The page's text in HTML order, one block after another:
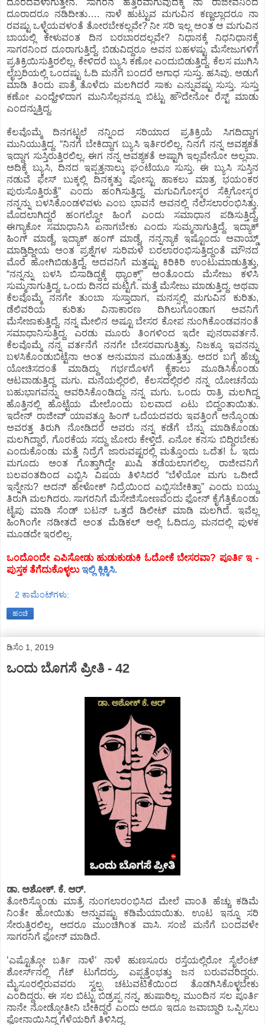
ದೂರಾದರೂ ನಡಿದೀತು…. ನಾಳೆ ಹುಟ್ಟುವ ಮಗುವಿನ ಕಣ್ಣಲ್ಲಾದರೂ ನಾ
ರವಷ್ಟು ಒಳ್ಳೆಯವಳಂತೆ ತೋರಬೇಕಲ್ಲವೇ? ನೀ ಸರಿ ಇಲ್ಲ ಅಂತ ಆ ಮಗುವಿನ
ಬಾಯಲ್ಲಿ ಕೇಳುವಂತ ದಿನ ಬರಬಾರದಲ್ಲವೇ? ನಿಧಾನಕ್ಕೆ ನಿಧನಿಧಾನಕ್ಕೆ
ಸಾಗರನಿಂದ ದೂರಾಗುತ್ತಿದ್ದೆ. ಬಿಡುವಿದ್ದರೂ ಅವನ ಬಹಳಷ್ಟು ಮೆಸೇಜುಗಳಿಗೆ
ಪ್ರತಿಕ್ರಿಯಿಸುತ್ತಿರಲಿಲ್ಲ. ಕೇಳಿದರೆ ಬ್ಯುಸಿ ಕಣೋ ಎಂದುಬಿಡುತ್ತಿದ್ದೆ. ಕೆಲಸ ಮುಗಿಸಿ
ಲೈಬ್ರರಿಯಲ್ಲಿ ಒಂದಷ್ಟು ಓದಿ ಮನೆಗೆ ಬಂದರೆ ಅಗಾಧ ಸುಸ್ತು. ಹಸಿವು. ಅಡುಗೆ
ಮಾಡಿ ತಿಂದು ಪಾತ್ರೆ ತೊಳೆದು ಮಲಗಿದರೆ ಸಾಕು ಎನ್ನುವಷ್ಟು ಸುಸ್ತು. ಸುಸ್ತು
ಕಣೋ ಎಂದ್ಹೇಳಿದಾಗ ಮುನಿಸೆಲ್ಲವನ್ನೂ ಬಿಟ್ಟು ಹೌದೇನೋ ರೆಸ್ಟ್‌ ಮಾಡು
ಎಂದನ್ನುತ್ತಿದ್ದ.
ಕೆಲವೊಮ್ಮೆ ದಿನಗಟ್ಟಲೆ ನನ್ನಿಂದ ಸರಿಯಾದ ಪ್ರತಿಕ್ರಿಯೆ ಸಿಗದಿದ್ದಾಗ
ಮುನಿಯುತ್ತಿದ್ದ. “ನಿನಗೆ ಬೇಕಿದ್ದಾಗ ಬ್ಯುಸಿ ಇರ್ತಿರಲಿಲ್ಲ. ನಿನಗೆ ನನ್ನ ಅವಶ್ಯಕತೆ
ಇದ್ದಾಗ ಸುಸ್ತಿರುತ್ತಿರಲಿಲ್ಲ. ಈಗ ನನ್ನ ಅವಶ್ಯಕತೆ ಅಷ್ಟಾಗಿ ಇಲ್ಲವೇನೋ ಅಲ್ಲವಾ.
ಅದಿಕ್ಕೆ ಬ್ಯುಸಿ, ದಿನದ ಇಪ್ಪತ್ತನಾಲ್ಕು ಘಂಟೆಯೂ ಸುಸ್ತು. ಈ ಬ್ಯುಸಿ ಸುಸ್ತಿನ
ನಡುವೆ ಫೇಸ್‌ ಬುಕ್ಕಲ್ಲಿ ದಿನಕ್ಕತ್ತು ಪೋಸ್ಟು ಹಾಕಲು ಮಾತ್ರ ಭಯಂಕರ
ಪುರುಸೊತ್ತಿರುತ್ತೆ” ಎಂದು ಹಂಗಿಸುತ್ತಿದ್ದ. ಮಗುವಿಗೋಸ್ಕರ ಸೆಕ್ಸಿಗೋಸ್ಕರ
ನನ್ನನ್ನು ಬಳಸಿಕೊಂಡಳಿವಳು ಎಂಬ ಭಾವನೆ ಅವನಲ್ಲಿ ನೆಲೆಸಲಾರಂಭಿಸಿತ್ತು.
ಮೊದಲಾಗಿದ್ದರೆ ಹಂಗಲ್ವೋ ಹಿಂಗೆ ಎಂದು ಸಮಾಧಾನ ಪಡಿಸುತ್ತಿದ್ದೆ,
ಈಗ್ಯಾಕೋ ಸಮಾಧಾನಿಸಿ ಏನಾಗಬೇಕು ಎಂದು ಸುಮ್ಮನಾಗುತ್ತಿದ್ದೆ. ಇದ್ಯಾಕ್‌
ಹಿಂಗ್‌ ಮಾಡ್ದೆ, ಇದ್ಯಾಕ್‌ ಹಂಗ್‌ ಮಾಡ್ದೆ, ನನ್ನನ್ಯಾಕೆ ಇಷ್ಟೊಂದು ಅವಾಯ್ಡ್‌
ಮಾಡ್ತಿದ್ದೀಯ ಅಂತ ಪ್ರಶ್ನೆಗಳ ಸುರಿಮಳೆ ಬರಲಾರಂಭಿಸುತ್ತಿದ್ದಂತೆ ಮೌನದ
ಮೊರೆ ಹೋಗಿಬಿಡುತ್ತಿದ್ದೆ. ಅದವನಿಗೆ ಮತ್ತಷ್ಟು ಕಿರಿಕಿರಿ ಉಂಟುಮಾಡುತ್ತಿತ್ತು,
“ನನ್ನನ್ನು ಬಳಸಿ ಬಿಸಾಡಿದ್ದಕ್ಕೆ ಥ್ಯಾಂಕ್ಸ್‌” ಅಂತೊಂದು ಮೆಸೇಜು ಕಳಿಸಿ
ಸುಮ್ಮನಾಗುತ್ತಿದ್ದ. ಒಂದು ದಿನದ ಮಟ್ಟಿಗೆ. ಮತ್ತೆ ಮೆಸೇಜು ಮಾಡುತ್ತಿದ್ದ. ಅಥವಾ
ಕೆಲವೊಮ್ಮೆ ನನಗೇ ತುಂಬಾ ಸುಸ್ತಾದಾಗ, ಮನಸ್ಸಲ್ಲಿ ಮಗುವಿನ ಕುರಿತು,
ಡೆಲಿವರಿಯ ಕುರಿತು ವಿನಾಕಾರಣ ದಿಗಿಲುಗೊಂಡಾಗ ಅವನಿಗೆ
ಮೆಸೇಜಾಕುತ್ತಿದ್ದೆ. ನನ್ನ ಮೇಲಿನ ಅಷ್ಟೂ ಬೇಸರ ಕೋಪ ನುಂಗಿಕೊಂಡವನಂತೆ
ಸಮಾಧಾನಿಸುತ್ತಿದ್ದ. ಎರಡು ಮೂರು ತಿಂಗಳಿಂದ ಇದೇ ಪುನರಾವರ್ತನೆ.
ಕೆಲವೊಮ್ಮೆ ನನ್ನ ವರ್ತನೆಗೆ ನನಗೇ ಬೇಸರವಾಗುತ್ತಿತ್ತು, ನಿಜಕ್ಕೂ ಇವನನ್ನು
ಬಳಸಿಕೊಂಡುಬಿಟ್ಟೆನಾ ಅಂತ ಅನುಮಾನ ಮೂಡುತ್ತಿತ್ತು. ಅದರ ಬಗ್ಗೆ ಹೆಚ್ಚು
ಯೋಚಿಸದಂತೆ ಮಾಡಿದ್ದು ಗರ್ಭದೊಳಗೆ ಕೈಕಾಲು ಮೂಡಿಸಿಕೊಂಡು
ಆಟವಾಡುತ್ತಿದ್ದ ಮಗು. ಮನೆಯಲ್ಲಿರಲಿ, ಕೆಲಸದಲ್ಲಿರಲಿ ನನ್ನ ಯೋಚನೆಯ
ಬಹುಭಾಗವನ್ನು ಆವರಿಸಿಕೊಂಡಿದ್ದು ನನ್ನ ಮಗು. ಒಂದು ರಾತ್ರಿ ಮಲಗಿದ್ದ
ಹೊತ್ತಿನಲ್ಲಿ ಹೊಟ್ಟೆಯ ಮೇಲೊಂದು ಬಲವಾದ ಏಟು ಬಿದ್ದಂತಾಯಿತು.
ಇದೇನ್‌ ರಾಜೀವ್‌ ಯಾವತ್ತೂ ಹಿಂಗ್‌ ಒದೆಯದವರು ಇವತ್ತಿಂಗೆ ಅನ್ಕೊಂಡು
ಅವರತ್ತ ತಿರುಗಿ ನೋಡಿದರೆ ಅವರು ನನ್ನ ಕಡೆಗೆ ಬೆನ್ನು ಮಾಡಿಕೊಂಡು
ಮಲಗಿದ್ದಾರೆ, ಗೊರಕೆಯ ಸದ್ದು ಜೋರು ಕೇಳ್ತಿದೆ. ಏನೋ ಕನಸು ಬಿದ್ದಿರಬೇಕು
ಎಂದುಕೊಂಡು ಮತ್ತೆ ನಿದ್ರೆಗೆ ಜಾರುವಷ್ಟರಲ್ಲಿ ಮತ್ತೊಂದು ಒದೆತ! ಓ ಇದು
ಮಗೂದು ಅಂತ ಗೊತ್ತಾಗಿದ್ದೇ ಖುಷಿ ತಡೆಯಲಾಗಲಿಲ್ಲ. ರಾಜೀವನಿಗೆ
ಬಲವಂತದಿಂದ ಎಬ್ಬಿಸಿ ವಿಷಯ ತಿಳಿಸಿದರೆ “ಬೆಳೆಯೋ ಮಗು ಒದೀದೆ
ಇನ್ನೇನು? ಅದನ್‌ ಹೇಳೋಕ್‌ ನಿದ್ರೆಯಿಂದ ಎಬ್ಬಿಸಬೇಕಿತ್ತಾ” ಎಂದು ಬಯ್ದು
ತಿರುಗಿ ಮಲಗಿದರು. ಸಾಗರನಿಗೆ ಮೆಸೇಜಿಸೋಣವೆಂದು ಫೋನ್‌ ಕೈಗೆತ್ತಿಕೊಂಡು
ಟೈಪು ಮಾಡಿ ಸೆಂಡ್‌ ಬಟನ್‌ ಒತ್ತದೆ ಡಿಲೀಟ್‌ ಮಾಡಿ ಮಲಗಿದೆ. ಇವೆಲ್ಲ
ಹಿಂಗಿಂಗೇ ನಡೀತದೆ ಅಂತ ಮೆಡಿಕಲ್‌ ಅಲ್ಲಿ ಓದಿದ್ರೂ ಮನದಲ್ಲಿ ಪುಳಕ
ಮೂಡದೇ ಇರಲಿಲ್ಲ.
ಒಂದೊಂದೇ ಎಪಿಸೋಡು ಹುಡುಕುಡುಕಿ ಓದೋಕೆ ಬೇಸರವಾ? ಪೂರ್ತಿ ಇ -
ಪುಸ್ತಕ ತೆಗೆದುಕೊಳ್ಳಲುಇಲ್ಲಿ ಕ್ಲಿಕ್ಕಿಸಿ.
2 ಕಾಮೆಂಟ್‌ಗಳು:
ಹಂಚಿ
ಡಿಸೆಂ 1, 2019
ಒಂದು ಬೊಗಸೆ ಪ್ರೀತಿ - 42
ಡಾ. ಅಶೋಕ್.‌ ಕೆ. ಆರ್.‌
ತೋರಿಸ್ಕೊಂಡು ಮಾತ್ರೆ ನುಂಗಲಾರಂಭಿಸಿದ ಮೇಲೆ ವಾಂತಿ ಹೆಚ್ಚು ಕಡಿಮೆ
ನಿಂತೇ ಹೋಯಿತು ಅನ್ನುವಷ್ಟು ಕಡಿಮೆಯಾಯಿತು. ಊಟ ಇನ್ನೂ ಸರಿ
ಸೇರುತ್ತಿರಲಿಲ್ಲ, ಆದರೂ ಮುಂಚಿಗಿಂತ ವಾಸಿ. ಸಂಜೆ ಮನೆಗೆ ಬಂದವಳೇ
ಸಾಗರನಿಗೆ ಫೋನ್‌ ಮಾಡಿದೆ.
ʼಎಷ್ಟೊತ್ಗೋ ಬರ್ತಿ ನಾಳೆʼ ನಾಳೆ ಹುಣಸೂರು ರಸ್ತೆಯಲ್ಲಿರೋ ಸೈಲೆಂಟ್‌
ಶೋರ್ಸ್‌ನಲ್ಲಿ ಗೆಟ್‌ ಟುಗೆದರ್ರು. ಎಪ್ಪತ್ತೆಂಭತ್ತು ಜನ ಬರುವವರಿದ್ದರು.
ಮೈಸೂರಲ್ಲಿರುವವರು ಸ್ವಲ್ಪ ಚಟುವಟಿಕೆಯಿಂದ ತೊಡಗಿಸಿಕೊಳ್ಳಬೇಕು
ಎಂದಿದ್ದರು. ಈ ಸಲ ಬಿಟ್ಟು ಬಿಡ್ರಪ್ಪ ನನ್ನ, ಹುಷಾರಿಲ್ಲ. ಮುಂದಿನ ಸಲ ಪೂರ್ತಿ
ನಾನೇ ನೋಡ್ಕೋತೀನಿ ಬೇಕಿದ್ದರೆ ಎಂದು ಅದೂ ಇದೂ ಜವಾಬ್ದಾರಿ ಒಪ್ಪಿಸಲು
ಫೋನಾಯಿಸಿದ್ದ ಗೆಳೆಯರಿಗೆ ತಿಳಿಸಿದ್ದ.